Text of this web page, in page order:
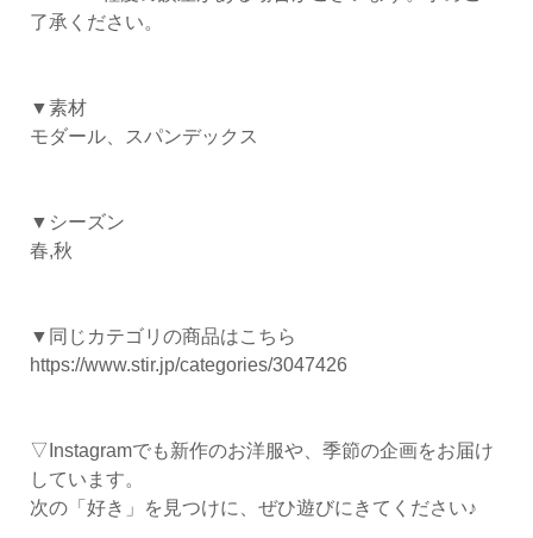
了承ください。
▼素材
モダール、スパンデックス
▼シーズン
春,秋
▼同じカテゴリの商品はこちら
https://www.stir.jp/categories/3047426
▽Instagramでも新作のお洋服や、季節の企画をお届け
しています。
次の「好き」を見つけに、ぜひ遊びにきてください♪